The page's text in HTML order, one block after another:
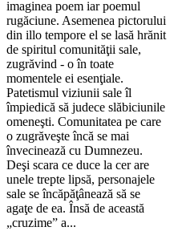
imaginea poem iar poemul
rugăciune. Asemenea pictorului
din illo tempore el se lasă hrănit
de spiritul comunităţii sale,
zugrăvind - o în toate
momentele ei esenţiale.
Patetismul viziunii sale îl
împiedică să judece slăbiciunile
omeneşti. Comunitatea pe care
o zugrăveşte încă se mai
învecinează cu Dumnezeu.
Deşi scara ce duce la cer are
unele trepte lipsă, personajele
sale se încăpăţânează să se
agaţe de ea. Însă de această
„cruzime” a...